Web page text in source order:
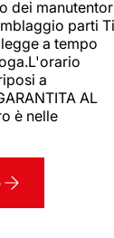
dei
parti Ti
a tempo
a
AL
è nelle